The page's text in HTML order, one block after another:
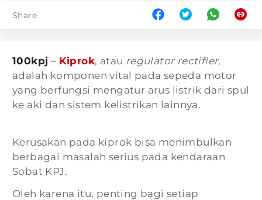
Share
100kpj – Kiprok, atau regulator rectifier,
adalah komponen vital pada sepeda motor
yang berfungsi mengatur arus listrik dari spul
ke aki dan sistem kelistrikan lainnya.
Kerusakan pada kiprok bisa menimbulkan
berbagai masalah serius pada kendaraan
Sobat KPJ.
Oleh karena itu, penting bagi setiap